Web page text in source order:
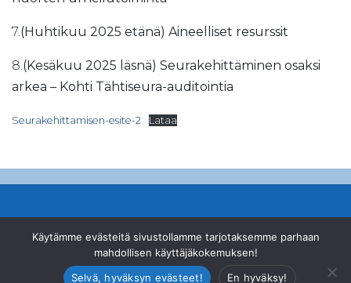
7. (Huhtikuu 2025 etänä) Aineelliset resurssit
8. (Kesäkuu 2025 läsnä) Seurakehittäminen osaksi
arkea – Kohti Tähtiseura-auditointia
Seurakehittamisen-esite-2 Lataa
© Suomen Ampumahiihtoliitto ry
Valimotie 10, 00380 Helsinki| +358 46 878 2200
office@biathlon.fi
Käytämme evästeitä sivustollamme tarjotaksemme parhaan
mahdollisen käyttäjäkokemuksen!
Selvä, hyväksyn evästeet!
En hyväksy!